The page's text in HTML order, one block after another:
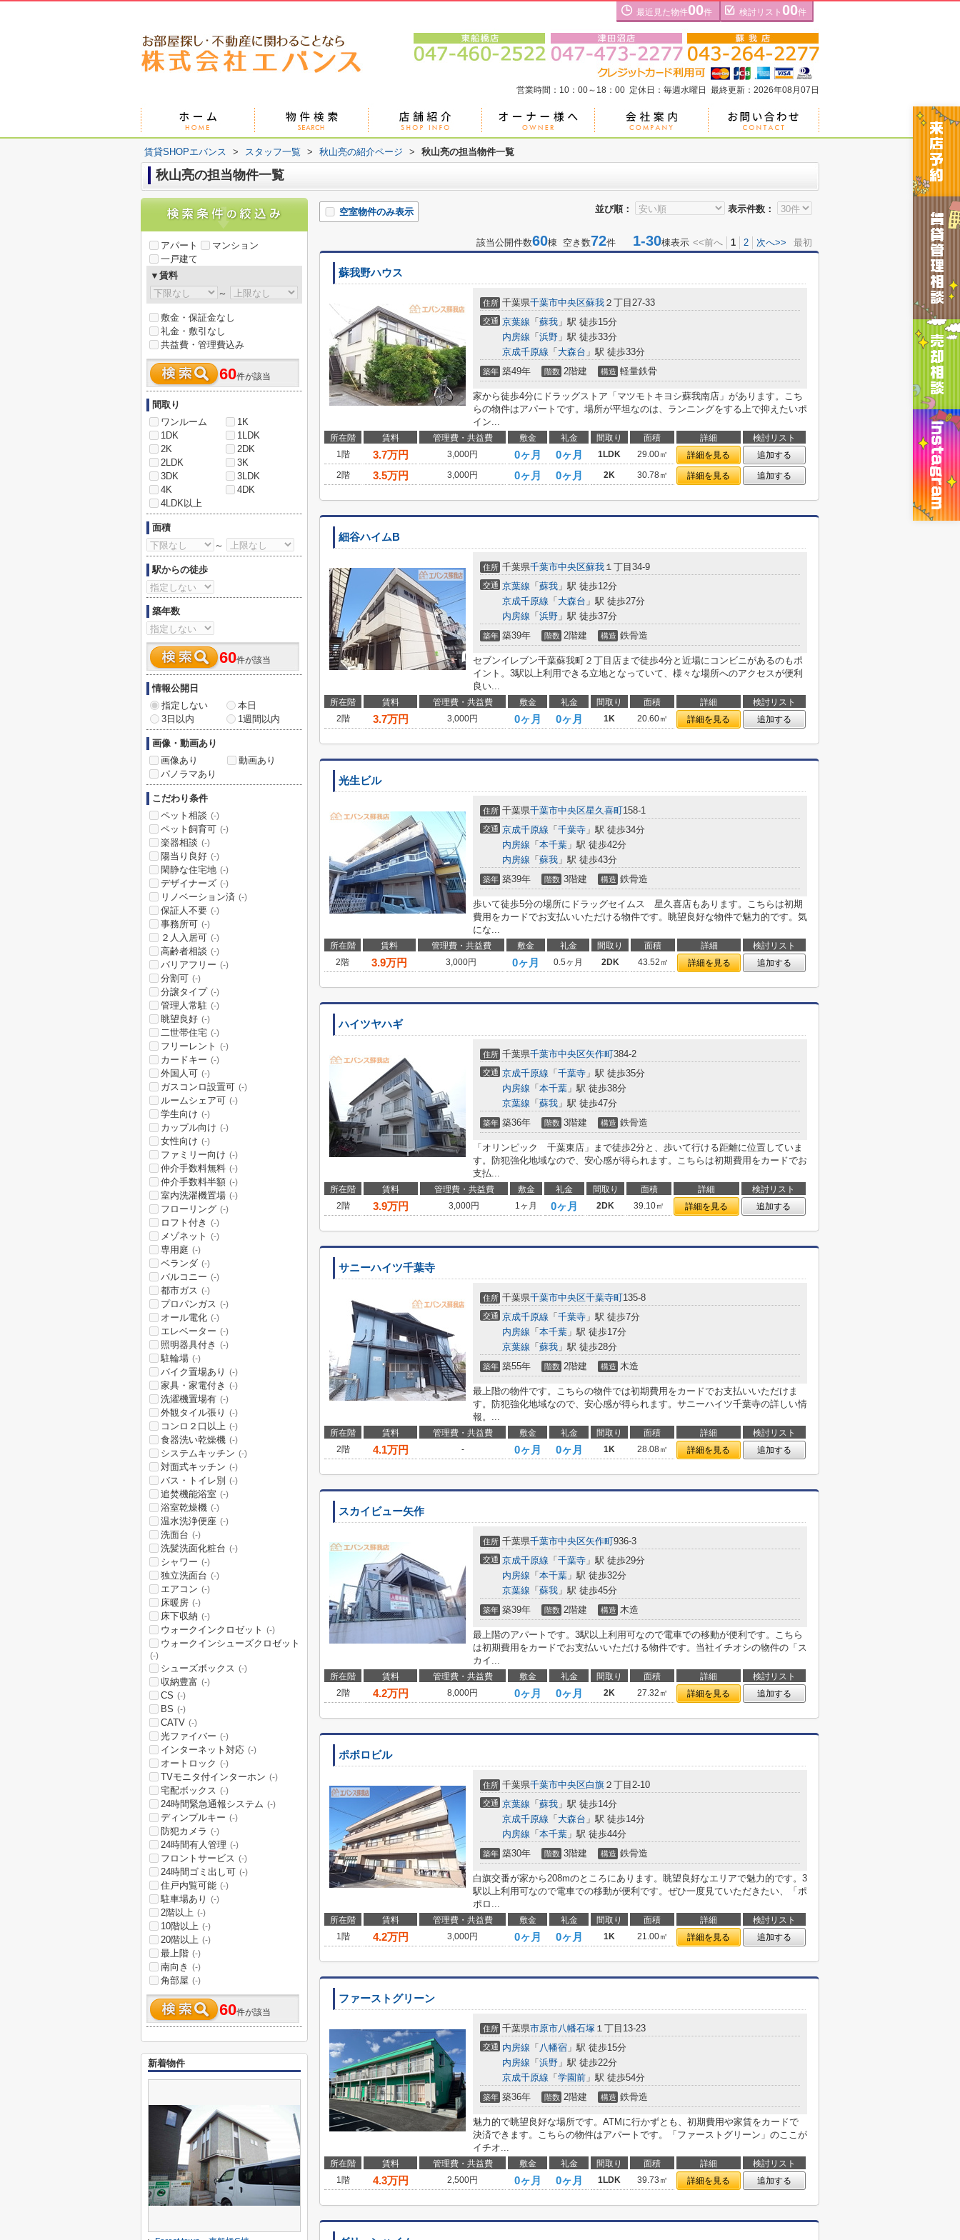
最近見た物件00件 検討リスト 00件
営業時間：10：00～18：00 定休日：毎週水曜日 最終更新：2026年08月07日
賃貸SHOPエバンス > スタッフ一覧 > 秋山亮の紹介ページ > 秋山亮の担当物件一覧
秋山亮の担当物件一覧
並び順： 表示件数：
空室物件のみ表示
該当公開件数60棟 空き数72件 1-30棟表示 <<前へ 1 2 次へ>> 最初
蘇我野ハウス
住所 千葉県千葉市中央区蘇我 ２丁目27-33
交通 京葉線 「 蘇我 」駅 徒歩15分
内房線 「 浜野 」駅 徒歩33分
京成千原線 「 大森台 」駅 徒歩33分
築年 築49年 階数 2階建 構造 軽量鉄骨
家から徒歩4分にドラッグストア「マツモトキヨシ蘇我南店」があります。こち
らの物件はアパートです。場所が平坦なのは、ランニングをする上で抑えたいポ
イン...
所在階 賃料 管理費・共益費 敷金 礼金 間取り 面積 詳細
検討リスト
1階
3.7万円 3,000円 0ヶ月 0ヶ月 1LDK 29.00㎡ 詳細を見る
追加する
2階
3.5万円 3,000円 0ヶ月 0ヶ月 2K 30.78㎡ 詳細を見る 追加する
細谷ハイムB
住所 千葉県千葉市中央区蘇我 １丁目34-9
交通 京葉線 「 蘇我 」駅 徒歩12分
京成千原線 「 大森台 」駅 徒歩27分
内房線 「 浜野 」駅 徒歩37分
築年 築39年 階数 2階建 構造 鉄骨造
セブンイレブン千葉蘇我町２丁目店まで徒歩4分と近場にコンビニがあるのもポ
イント。3駅以上利用できる立地となっていて、様々な場所へのアクセスが便利
良い...
所在階 賃料 管理費・共益費 敷金 礼金 間取り 面積 詳細
検討リスト
2階
3.7万円 3,000円 0ヶ月 0ヶ月 1K 20.60㎡ 詳細を見る 追加する
光生ビル
住所 千葉県千葉市中央区星久喜町158-1
交通 京成千原線 「 千葉寺 」駅 徒歩34分
内房線 「 本千葉 」駅 徒歩42分
内房線 「 蘇我 」駅 徒歩43分
築年 築39年 階数 3階建 構造 鉄骨造
歩いて徒歩5分の場所にドラッグセイムス 星久喜店もあります。こちらは初期
費用をカードでお支払いいただける物件です。眺望良好な物件で魅力的です。気
にな...
所在階 賃料 管理費・共益費 敷金 礼金 間取り 面積 詳細
検討リスト
2階
3.9万円 3,000円 0ヶ月 0.5ヶ月 2DK 43.52㎡ 詳細を見る 追加する
ハイツヤハギ
住所 千葉県千葉市中央区矢作町384-2
交通 京成千原線 「 千葉寺 」駅 徒歩35分
内房線 「 本千葉 」駅 徒歩38分
京葉線 「 蘇我 」駅 徒歩47分
築年 築36年 階数 3階建 構造 鉄骨造
「オリンピック 千葉東店」まで徒歩2分と、歩いて行ける距離に位置していま
す。防犯強化地域なので、安心感が得られます。こちらは初期費用をカードでお
支払...
所在階 賃料 管理費・共益費 敷金 礼金 間取り 面積 詳細
検討リスト
2階
3.9万円 3,000円 1ヶ月 0ヶ月 2DK 39.10㎡ 詳細を見る 追加する
サニーハイツ千葉寺
住所 千葉県千葉市中央区千葉寺町135-8
交通 京成千原線 「 千葉寺 」駅 徒歩7分
内房線 「 本千葉 」駅 徒歩17分
京葉線 「 蘇我 」駅 徒歩28分
築年 築55年 階数 2階建 構造 木造
最上階の物件です。こちらの物件では初期費用をカードでお支払いいただけま
す。防犯強化地域なので、安心感が得られます。サニーハイツ千葉寺の詳しい情
報。...
所在階 賃料 管理費・共益費 敷金 礼金 間取り 面積 詳細
検討リスト
2階
4.1万円 - 0ヶ月 0ヶ月 1K 28.08㎡ 詳細を見る 追加する
スカイビュー矢作
住所 千葉県千葉市中央区矢作町936-3
交通 京成千原線 「 千葉寺 」駅 徒歩29分
内房線 「 本千葉 」駅 徒歩32分
京葉線 「 蘇我 」駅 徒歩45分
築年 築39年 階数 2階建 構造 木造
最上階のアパートです。3駅以上利用可なので電車での移動が便利です。こちら
は初期費用をカードでお支払いいただける物件です。当社イチオシの物件の「ス
カイ...
所在階 賃料 管理費・共益費 敷金 礼金 間取り 面積 詳細
検討リスト
2階
4.2万円 8,000円 0ヶ月 0ヶ月 2K 27.32㎡ 詳細を見る 追加する
ポポロビル
住所 千葉県千葉市中央区白旗 ２丁目2-10
交通 京葉線 「 蘇我 」駅 徒歩14分
京成千原線 「 大森台 」駅 徒歩14分
内房線 「 本千葉 」駅 徒歩44分
築年 築30年 階数 3階建 構造 鉄骨造
白旗交番が家から208mのところにあります。眺望良好なエリアで魅力的です。3
駅以上利用可なので電車での移動が便利です。ぜひ一度見ていただきたい、「ポ
ポロ...
所在階 賃料 管理費・共益費 敷金 礼金 間取り 面積 詳細
検討リスト
1階
4.2万円 3,000円 0ヶ月 0ヶ月 1K 21.00㎡ 詳細を見る 追加する
ファーストグリーン
住所 千葉県市原市八幡石塚 １丁目13-23
交通 内房線 「 八幡宿 」駅 徒歩15分
内房線 「 浜野 」駅 徒歩22分
京成千原線 「 学園前 」駅 徒歩54分
築年 築36年 階数 2階建 構造 鉄骨造
魅力的で眺望良好な場所です。ATMに行かずとも、初期費用や家賃をカードで
決済できます。こちらの物件はアパートです。「ファーストグリーン」のここが
イチオ...
所在階 賃料 管理費・共益費 敷金 礼金 間取り 面積 詳細
検討リスト
1階
4.3万円 2,500円 0ヶ月 0ヶ月 1LDK 39.73㎡ 詳細を見る 追加する
アパート
マンション
一戸建て
▼賃料
～
敷金・保証金なし
礼金・敷引なし
共益費・管理費込み
60件が該当
間取り
ワンルーム
1K
1DK
1LDK
2K
2DK
2LDK
3K
3DK
3LDK
4K
4DK
4LDK以上
面積
～
駅からの徒歩
築年数
60件が該当
情報公開日
指定しない
本日
3日以内
1週間以内
画像・動画あり
画像あり
動画あり
パノラマあり
こだわり条件
ペット相談 (-)
ペット飼育可 (-)
楽器相談 (-)
陽当り良好 (-)
閑静な住宅地 (-)
デザイナーズ (-)
リノベーション済 (-)
保証人不要 (-)
事務所可 (-)
２人入居可 (-)
高齢者相談 (-)
バリアフリー (-)
分割可 (-)
分譲タイプ (-)
管理人常駐 (-)
眺望良好 (-)
二世帯住宅 (-)
フリーレント (-)
カードキー (-)
外国人可 (-)
ガスコンロ設置可 (-)
ルームシェア可 (-)
学生向け (-)
カップル向け (-)
女性向け (-)
ファミリー向け (-)
仲介手数料無料 (-)
仲介手数料半額 (-)
室内洗濯機置場 (-)
フローリング (-)
ロフト付き (-)
メゾネット (-)
専用庭 (-)
ベランダ (-)
バルコニー (-)
都市ガス (-)
プロパンガス (-)
オール電化 (-)
エレベーター (-)
照明器具付き (-)
駐輪場 (-)
バイク置場あり (-)
家具・家電付き (-)
洗濯機置場有 (-)
外観タイル張り (-)
コンロ２口以上 (-)
食器洗い乾燥機 (-)
システムキッチン (-)
対面式キッチン (-)
バス・トイレ別 (-)
追焚機能浴室 (-)
浴室乾燥機 (-)
温水洗浄便座 (-)
洗面台 (-)
洗髪洗面化粧台 (-)
シャワー (-)
独立洗面台 (-)
エアコン (-)
床暖房 (-)
床下収納 (-)
ウォークインクロゼット (-)
ウォークインシューズクロゼット
(-)
シューズボックス (-)
収納豊富 (-)
CS (-)
BS (-)
CATV (-)
光ファイバー (-)
インターネット対応 (-)
オートロック (-)
TVモニタ付インターホン (-)
宅配ボックス (-)
24時間緊急通報システム (-)
ディンプルキー (-)
防犯カメラ (-)
24時間有人管理 (-)
フロントサービス (-)
24時間ゴミ出し可 (-)
住戸内覧可能 (-)
駐車場あり (-)
2階以上 (-)
10階以上 (-)
20階以上 (-)
最上階 (-)
南向き (-)
角部屋 (-)
60件が該当
新着物件